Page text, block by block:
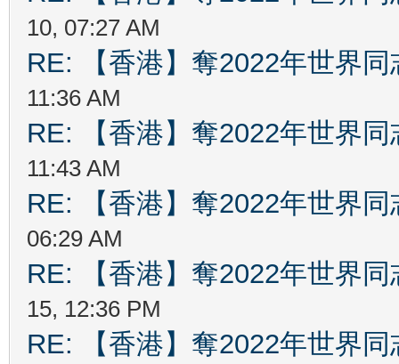
10, 07:27 AM
RE: 【香港】奪2022年世界
11:36 AM
RE: 【香港】奪2022年世界
11:43 AM
RE: 【香港】奪2022年世界
06:29 AM
RE: 【香港】奪2022年世界
15, 12:36 PM
RE: 【香港】奪2022年世界